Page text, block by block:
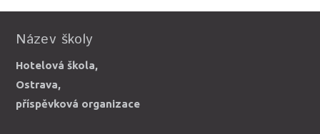
Název školy
Hotelová škola,
Ostrava,
příspěvková organizace